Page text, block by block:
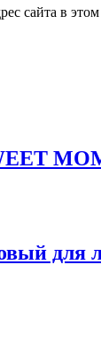
сайта в
для